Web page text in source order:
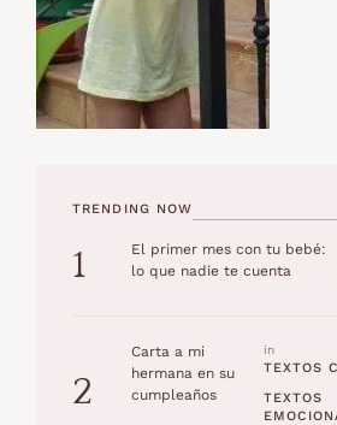
TRENDING NOW
1
El primer mes con tu bebé:
lo que nadie te cuenta
2
Carta a mi
hermana en su
cumpleaños
in
TEXTOS
TEXTOS